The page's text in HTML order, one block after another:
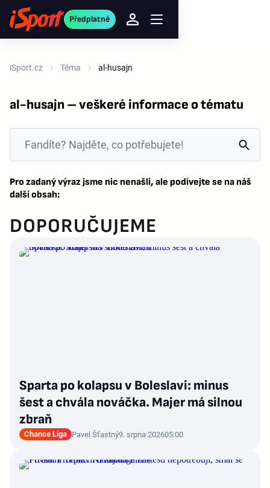
Předplatné
iSport.cz Téma al-husajn
al-husajn – veškeré informace o tématu
Pro zadaný výraz jsme nic nenašli, ale podívejte se na náš
další obsah:
DOPORUČUJEME
Sparta po kolapsu v Boleslavi: minus
šest a chvála nováčka. Majer má silnou
zbraň
Chance Liga Pavel Šťastný9. srpna 202605:00